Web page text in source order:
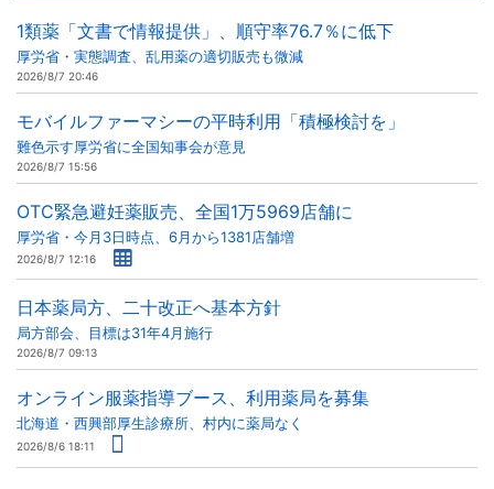
1類薬「文書で情報提供」、順守率76.7％に低下
厚労省・実態調査、乱用薬の適切販売も微減
2026/8/7 20:46
モバイルファーマシーの平時利用「積極検討を」
難色示す厚労省に全国知事会が意見
2026/8/7 15:56
OTC緊急避妊薬販売、全国1万5969店舗に
厚労省・今月3日時点、6月から1381店舗増
2026/8/7 12:16
日本薬局方、二十改正へ基本方針
局方部会、目標は31年4月施行
2026/8/7 09:13
オンライン服薬指導ブース、利用薬局を募集
北海道・西興部厚生診療所、村内に薬局なく
2026/8/6 18:11